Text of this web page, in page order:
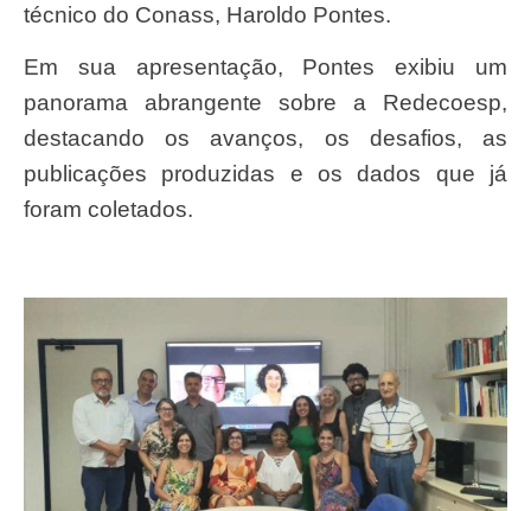
técnico do Conass, Haroldo Pontes.
Em sua apresentação, Pontes exibiu um
panorama abrangente sobre a Redecoesp,
destacando os avanços, os desafios, as
publicações produzidas e os dados que já
foram coletados.